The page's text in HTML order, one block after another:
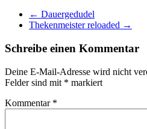
← Dauergedudel
Thekenmeister reloaded →
Schreibe einen Kommentar
Deine E-Mail-Adresse wird nicht
Felder sind mit * markiert
Kommentar *